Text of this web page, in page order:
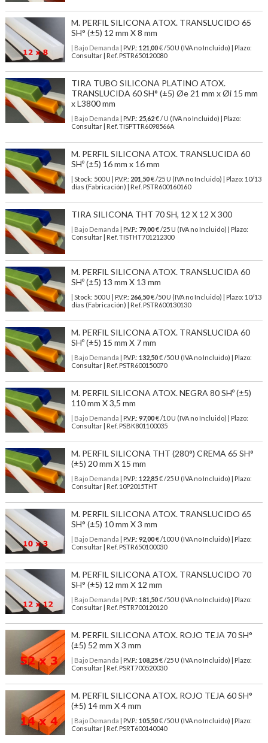
M. PERFIL SILICONA ATOX. TRANSLUCIDO 65
SH° (±5) 12 mm X 8 mm
| Bajo Demanda | P.V.P.: 121,00€ /50 U (IVA no Incluido) | Plazo:
Consultar | Ref. PSTR650120080
TIRA TUBO SILICONA PLATINO ATOX.
TRANSLUCIDA 60 SH° (±5) Øe 21 mm x Øi 15 mm
x L3800 mm
| Bajo Demanda | P.V.P.: 25,62€ / U (IVA no Incluido) | Plazo:
Consultar | Ref. TISPTTR6098566A
M. PERFIL SILICONA ATOX. TRANSLUCIDA 60
SHº (±5) 16 mm x 16 mm
| Stock: 500 U | P.V.P.: 201,50€/25 U (IVA no Incluido)
| Plazo: 10/13
días (Fabricación) | Ref. PSTR600160160
TIRA SILICONA THT 70 SH, 12 X 12 X 300
| Bajo Demanda | P.V.P.: 79,00€ /25 U (IVA no Incluido) | Plazo:
Consultar | Ref. TISTHT701212300
M. PERFIL SILICONA ATOX. TRANSLUCIDA 60
SHº (±5) 13 mm X 13 mm
| Stock: 500 U | P.V.P.: 266,50€/50 U (IVA no Incluido)
| Plazo: 10/13
días (Fabricación) | Ref. PSTR600130130
M. PERFIL SILICONA ATOX. TRANSLUCIDA 60
SHº (±5) 15 mm X 7 mm
| Bajo Demanda | P.V.P.: 132,50€ /50 U (IVA no Incluido) | Plazo:
Consultar | Ref. PSTR600150070
M. PERFIL SILICONA ATOX. NEGRA 80 SHº (±5)
110 mm X 3,5 mm
| Bajo Demanda | P.V.P.: 97,00€ /10 U (IVA no Incluido) | Plazo:
Consultar | Ref. PSBK801100035
M. PERFIL SILICONA THT (280°) CREMA 65 SH°
(±5) 20 mm X 15 mm
| Bajo Demanda | P.V.P.: 122,85€ /25 U (IVA no Incluido) | Plazo:
Consultar | Ref. 10P2015THT
M. PERFIL SILICONA ATOX. TRANSLUCIDO 65
SH° (±5) 10 mm X 3 mm
| Bajo Demanda | P.V.P.: 92,00€ /100 U (IVA no Incluido) | Plazo:
Consultar | Ref. PSTR650100030
M. PERFIL SILICONA ATOX. TRANSLUCIDO 70
SH° (±5) 12 mm X 12 mm
| Bajo Demanda | P.V.P.: 181,50€ /50 U (IVA no Incluido) | Plazo:
Consultar | Ref. PSTR700120120
M. PERFIL SILICONA ATOX. ROJO TEJA 70 SH°
(±5) 52 mm X 3 mm
| Bajo Demanda | P.V.P.: 108,25€ /25 U (IVA no Incluido) | Plazo:
Consultar | Ref. PSRT700520030
M. PERFIL SILICONA ATOX. ROJO TEJA 60 SH°
(±5) 14 mm X 4 mm
| Bajo Demanda | P.V.P.: 105,50€ /50 U (IVA no Incluido) | Plazo:
Consultar | Ref. PSRT600140040